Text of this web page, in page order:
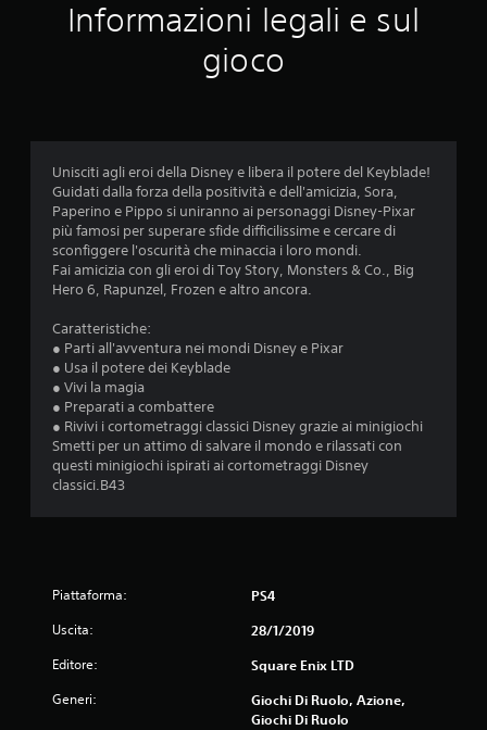
a
t
a
z
i
Informazioni legali e sul
gioco
Unisciti agli eroi della Disney e libera il potere del Keyblade!
Guidati dalla forza della positività e dell'amicizia, Sora,
Paperino e Pippo si uniranno ai personaggi Disney-Pixar
più famosi per superare sfide difficilissime e cercare di
sconfiggere l'oscurità che minaccia i loro mondi.
Fai amicizia con gli eroi di Toy Story, Monsters & Co., Big
Hero 6, Rapunzel, Frozen e altro ancora.
Caratteristiche:
● Parti all'avventura nei mondi Disney e Pixar
● Usa il potere dei Keyblade
● Vivi la magia
● Preparati a combattere
● Rivivi i cortometraggi classici Disney grazie ai minigiochi
Smetti per un attimo di salvare il mondo e rilassati con
questi minigiochi ispirati ai cortometraggi Disney
classici.B43
Piattaforma: PS4
Uscita: 28/1/2019
Editore: Square Enix LTD
Generi:
Giochi Di Ruolo, Azione,
Giochi Di Ruolo